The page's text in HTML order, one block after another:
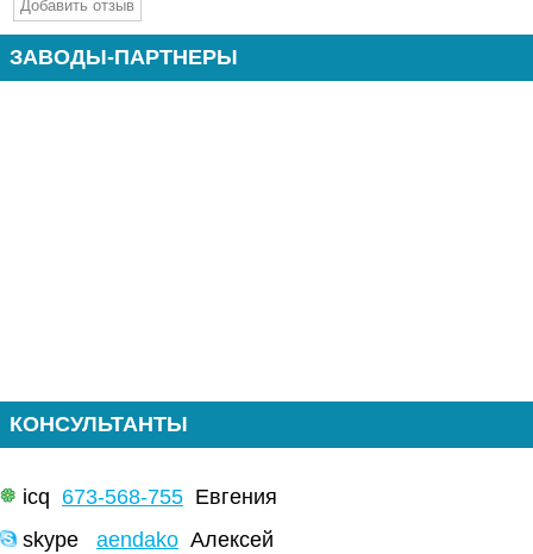
ЗАВОДЫ-ПАРТНЕРЫ
КОНСУЛЬТАНТЫ
icq 673-568-755 Евгения
skype aendako Алексей